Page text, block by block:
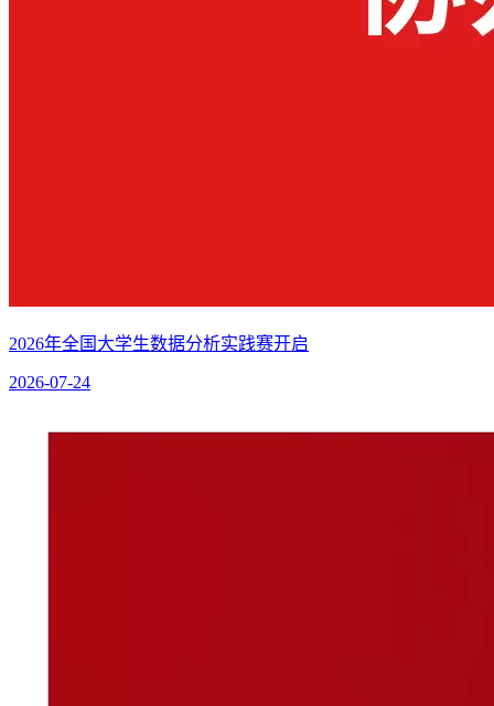
2026年全国大学生数据分析实践赛开启
2026-07-24